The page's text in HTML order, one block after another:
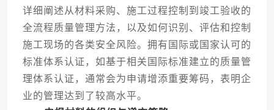
详细阐述从材料采购、施工过程控制到竣工验收的
全流程质量管理方法，以及如何识别、评估和控制
施工现场的各类安全风险。拥有国际或国家认可的
标准体系认证，如基于相关国际标准建立的质量管
理体系认证，通常会为申请增添重要筹码，表明企
业的管理达到了较高水平。